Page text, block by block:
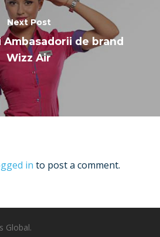
Next Post
Ambasadorii de brand
Wizz Air
in to post a comment.
Global.